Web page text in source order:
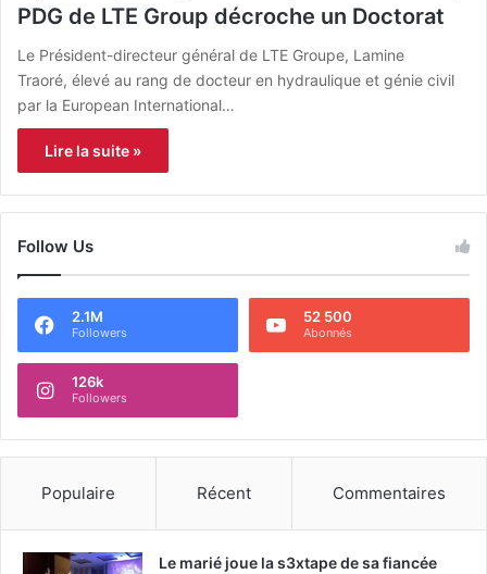
PDG de LTE Group décroche un Doctorat
Le Président-directeur général de LTE Groupe, Lamine
Traoré, élevé au rang de docteur en hydraulique et génie civil
par la European International…
Lire la suite »
Follow Us
2.1M
Followers
52 500
Abonnés
126k
Followers
Populaire Récent Commentaires
Le marié joue la s3xtape de sa fiancée